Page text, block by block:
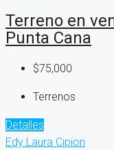
Terreno en
Punta Cana
$75,000
Terrenos
Detalles
Edy Laura Cipion